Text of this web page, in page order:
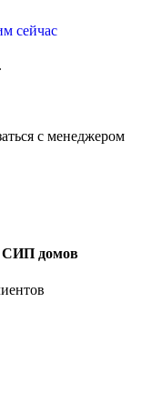
сейчас
с менеджером
СИП домов